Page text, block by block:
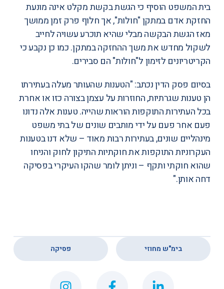
בית המשפט הוסיף כי הגשת בקשת מקלט אינה מונעת
החזקת אדם במתקן "חולות", אך חלוף פרק זמן ממושך
מאז הגשת הבקשה מבלי שהיא תוכרע עשויה לחייב
לשקול מחדש את משך ההחזקה במתקן. כמו כן נקבע כי
הקריטריונים לזימון ל"חולות" הם סבירים.
בסיום פסק הדין נכתב: "הטענות שהעותר מעלה בעתירתו
הן טענות שגרתיות, החוזרות על עצמן בצורה כזו או אחרת
בכל העתירות התוקפות הוראות שהייה. טענות אלה נדונו
פעם אחר פעם על ידי מותבים שונים של בתי משפט
מינהליים שונים, בעתירות רבות מאוד – שלא דנו בטענות
העקרוניות התוקפות את חוקתיות התיקון לחוק והניחו
שהוא חוקתי ותקף – וניתן לומר שהקו העיקרי בפסיקה
דחה אותן."
בימ"ש מחוזי פסיקה